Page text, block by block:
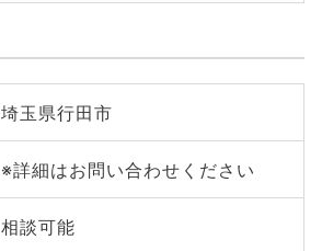
埼玉県行田市
※詳細はお問い合わせください
相談可能